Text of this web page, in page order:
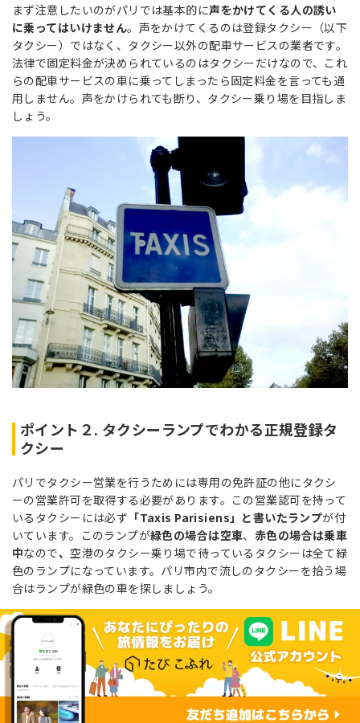
まず注意したいのがパリでは基本的に声をかけてくる人の誘い
に乗ってはいけません。声をかけてくるのは登録タクシー（以下
タクシー）ではなく、タクシー以外の配車サービスの業者です。
法律で固定料金が決められているのはタクシーだけなので、これ
らの配車サービスの車に乗ってしまったら固定料金を言っても通
用しません。声をかけられても断り、タクシー乗り場を目指しま
しょう。
ポイント２. タクシーランプでわかる正規登録タ
クシー
パリでタクシー営業を行うためには専用の免許証の他にタクシ
ーの営業許可を取得する必要があります。この営業認可を持って
いるタクシーには必ず 「Taxis Parisiens」と書いたランプが付
いています。このランプが緑色の場合は空車、 赤色の場合は乗車
中なので、空港のタクシー乗り場で待っているタクシーは全て緑
色のランプになっています。パリ市内で流しのタクシーを拾う場
合はランプが緑色の車を探しましょう。